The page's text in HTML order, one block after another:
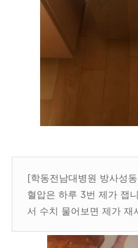
[학동전남대병원 방사성
혈압은 하루 3번 제가 잽
서 수치 물어보면 제가 재